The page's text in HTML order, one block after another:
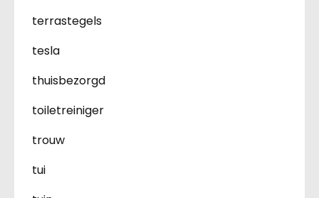
terrastegels
tesla
thuisbezorgd
toiletreiniger
trouw
tui